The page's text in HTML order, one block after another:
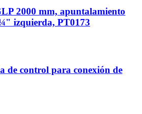
2000 mm, apuntalamiento
izquierda, PT0173
de control para conexión de